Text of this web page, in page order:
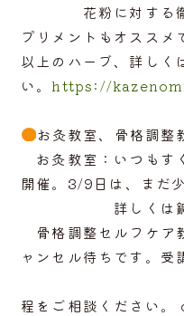
花粉に対する徹底
プリメントもオススメ
以上のハーブ、詳しく
い。https://
お灸教室、骨格調整
お灸教室：いつもす
開催。3/9日は、まだ
詳しくは鍼灸
骨格調整セルフケア
ャンセル待ちです。受
5月以降
程をご相談ください